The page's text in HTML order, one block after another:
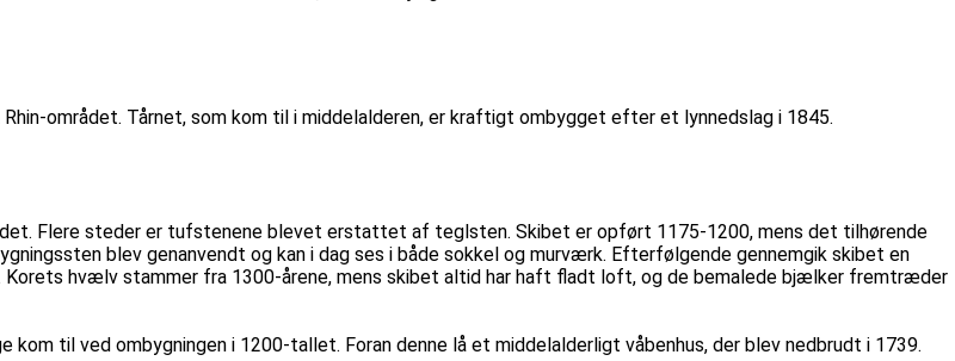
området. Tårnet, som kom til i middelalderen, er kraftigt ombygget efter et lynnedslag i 1845.
Flere steder er tufstenene blevet erstattet af teglsten. Skibet er opført 1175-1200, mens det tilhørende
blev genanvendt og kan i dag ses i både sokkel og murværk. Efterfølgende gennemgik skibet en
Korets hvælv stammer fra 1300-årene, mens skibet altid har haft fladt loft, og de bemalede bjælker fremtræder
kom til ved ombygningen i 1200-tallet. Foran denne lå et middelalderligt våbenhus, der blev nedbrudt i 1739.